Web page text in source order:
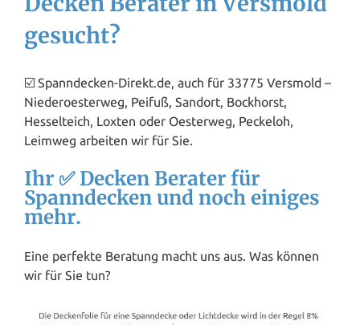
gesucht?
☑️ Spanndecken-Direkt.de, auch für 33775 Versmold –
Niederoesterweg, Peifuß, Sandort, Bockhorst,
Hesselteich, Loxten oder Oesterweg, Peckeloh,
Leimweg arbeiten wir für Sie.
Ihr ✅ Decken Berater für
Spanndecken und noch einiges
mehr.
Eine perfekte Beratung macht uns aus. Was können
wir für Sie tun?